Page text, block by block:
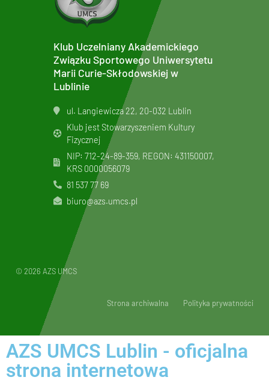
Klub Uczelniany Akademickiego
Związku Sportowego Uniwersytetu
Marii Curie-Skłodowskiej w
Lublinie
ul. Langiewicza 22, 20-032 Lublin
Klub jest Stowarzyszeniem Kultury
Fizycznej
NIP: 712-24-89-359, REGON: 431150007,
KRS 0000056079
81 537 77 69
biuro@azs.umcs.pl
© 2026 AZS UMCS
Strona archiwalna Polityka prywatności
AZS UMCS Lublin - oficjalna
strona internetowa